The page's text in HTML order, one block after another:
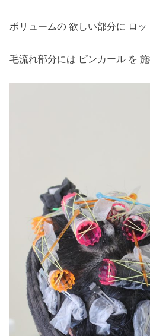
ボリュームの 欲しい部分に ロッ
毛流れ部分には ピンカール を 施